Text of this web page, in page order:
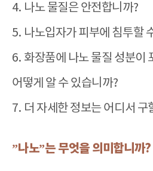
4. 나노 물질은 안전합니까?
5. 나노입자가 피부에 침투할
6. 화장품에 나노 물질 성분이
어떻게 알 수 있습니까?
7. 더 자세한 정보는 어디서 구
”나노”는 무엇을 의미합니까?